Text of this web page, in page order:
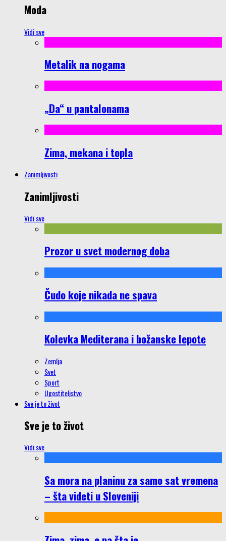
Moda
Vidi sve
Metalik na nogama
„Da“ u pantalonama
Zima, mekana i topla
Zanimljivosti
Zanimljivosti
Vidi sve
Prozor u svet modernog doba
Čudo koje nikada ne spava
Kolevka Mediterana i božanske lepote
Zemlja
Svet
Sport
Ugostiteljstvo
Sve je to život
Sve je to život
Vidi sve
Sa mora na planinu za samo sat vremena
– šta videti u Sloveniji